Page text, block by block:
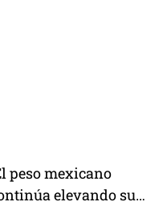
peso mexicano
elevando su